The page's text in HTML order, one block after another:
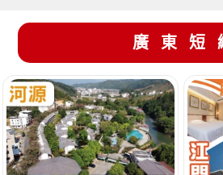
廣東短